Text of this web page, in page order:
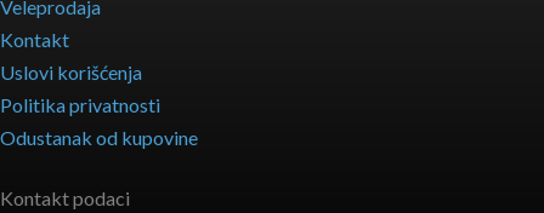
Veleprodaja
Kontakt
Uslovi korišćenja
Politika privatnosti
Odustanak od kupovine
Kontakt podaci